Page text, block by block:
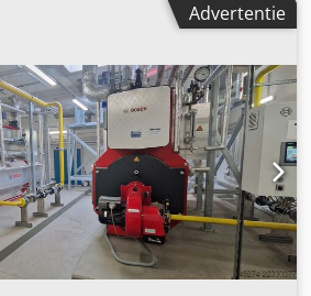
en regeltechniek Hygiënische
Kleppen en appendages
Bosch-documentatie P&ID-
en technische
opmerking De installatie wordt
componenten en
Hierdoor kan het
aangepast aan de eisen van de
uitgerust met een moderne
automatiseringsoplossing. Dit
voor nieuwe installaties of
productiefaciliteiten.
Advertentie